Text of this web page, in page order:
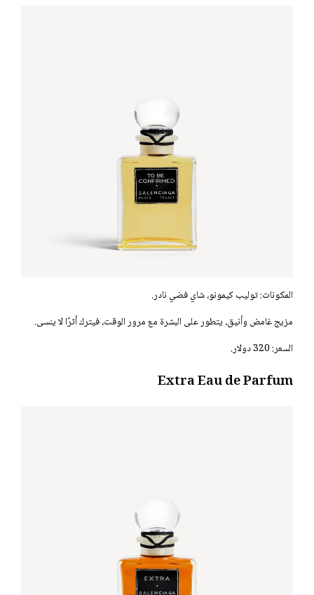
المكونات: توليب كيمونو، شاي فضي نادر.
مزيج غامض وأنيق، يتطور على البشرة مع مرور الوقت، فيترك أثرًا لا ينسى.
السعر: 320 دولار.
Extra Eau de Parfum